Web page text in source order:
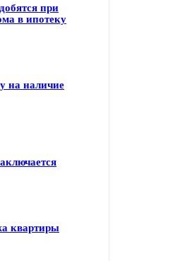
при
в ипотеку
на наличие
квартиры